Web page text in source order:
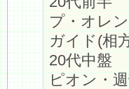
プ・オレ
ガイド(相
20代中盤
ピオン・